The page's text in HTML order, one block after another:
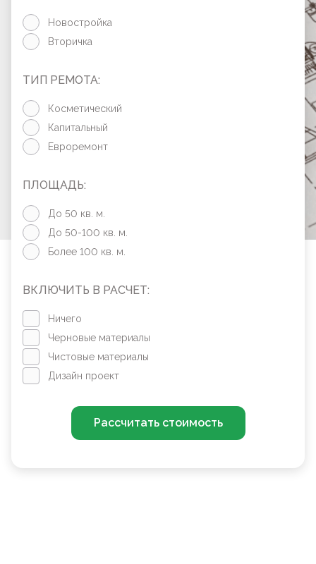
Новостройка
Вторичка
ТИП РЕМОТА:
Косметический
Капитальный
Евроремонт
ПЛОЩАДЬ:
До 50 кв. м.
До 50-100 кв. м.
Более 100 кв. м.
ВКЛЮЧИТЬ В РАСЧЕТ:
Ничего
Черновые материалы
Чистовые материалы
Дизайн проект
Рассчитать стоимость